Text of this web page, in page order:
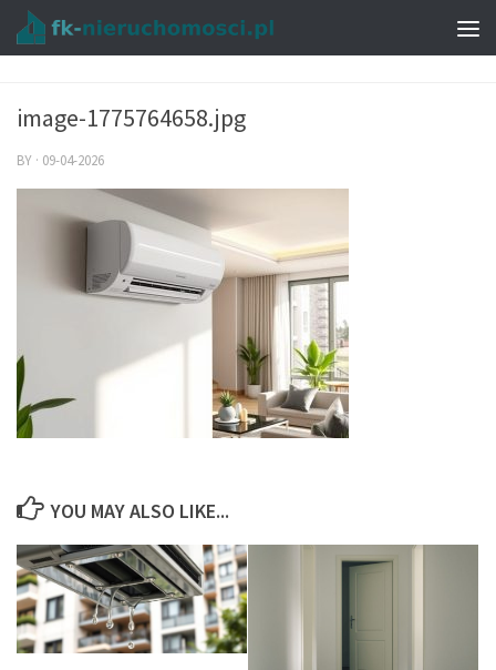
image-1775764658.jpg
BY · 09-04-2026
YOU MAY ALSO LIKE...